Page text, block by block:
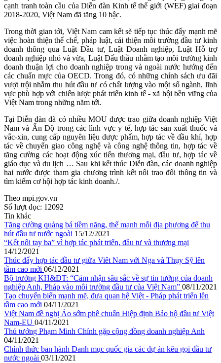
cạnh tranh toàn cầu của Diễn đàn Kinh tế thế giới (WEF) giai đoạn
2018-2020, Việt Nam đã tăng 10 bậc.
Trong thời gian tới, Việt Nam cam kết sẽ tiếp tục thúc đẩy mạnh mẽ
việc hoàn thiện thể chế, pháp luật, cải thiện môi trường đầu tư kinh
doanh thông qua Luật Đầu tư, Luật Doanh nghiệp, Luật Hỗ trợ
doanh nghiệp nhỏ và vừa, Luật Đấu thầu nhằm tạo môi trường kinh
doanh thuận lợi cho doanh nghiệp trong và ngoài nước hướng đến
các chuẩn mực của OECD. Trong đó, có những chính sách ưu đãi
vượt trội nhằm thu hút đầu tư có chất lượng vào một số ngành, lĩnh
vực phù hợp với chiến lược phát triển kinh tế - xã hội bền vững của
Việt Nam trong những năm tới.
Tại Diễn đàn đã có nhiều MOU được trao giữa doanh nghiệp Việt
Nam và Ấn Độ trong các lĩnh vực y tế, hợp tác sản xuất thuốc và
vắc-xin, cung cấp nguyên liệu dược phẩm, hợp tác về dầu khí, hợp
tác về chuyển giao công nghệ và công nghệ thông tin, hợp tác về
tăng cường các hoạt động xúc tiến thương mại, đầu tư, hợp tác về
giáo dục và du lịch … Sau khi kết thúc Diễn đàn, các doanh nghiệp
hai nước được tham gia chương trình kết nối trao đổi thông tin và
tìm kiếm cơ hội hợp tác kinh doanh./.
Theo mpi.gov.vn
Số lượt đọc: 12092
Tin khác
Tăng cường quảng bá tiềm năng, thế mạnh mỗi địa phương để thu
hút đầu tư nước ngoài 15/12/2021
“Kết nối tay ba” vì hợp tác phát triển, đầu tư và thương mại
14/12/2021
Thúc đẩy hợp tác đầu tư giữa Viêt Nam với Nga và Thụy Sỹ lên
tầm cao mới 06/12/2021
Bộ trưởng KH&ĐT: “Cảm nhận sâu sắc về sự tin tưởng của doanh
nghiệp Anh, Pháp vào môi trường đầu tư của Việt Nam” 08/11/2021
Tạo chuyển biến mạnh mẽ, đưa quan hệ Việt - Pháp phát triển lên
tầm cao mới 04/11/2021
Việt Nam đề nghị Áo sớm phê chuẩn Hiệp định Bảo hộ đầu tư Việt
Nam-EU 04/11/2021
Thủ tướng Phạm Minh Chính gặp cộng đồng doanh nghiệp Anh
04/11/2021
Chính thức ban hành Danh mục quốc gia các dự án kêu gọi đầu tư
nước ngoài 03/11/2021